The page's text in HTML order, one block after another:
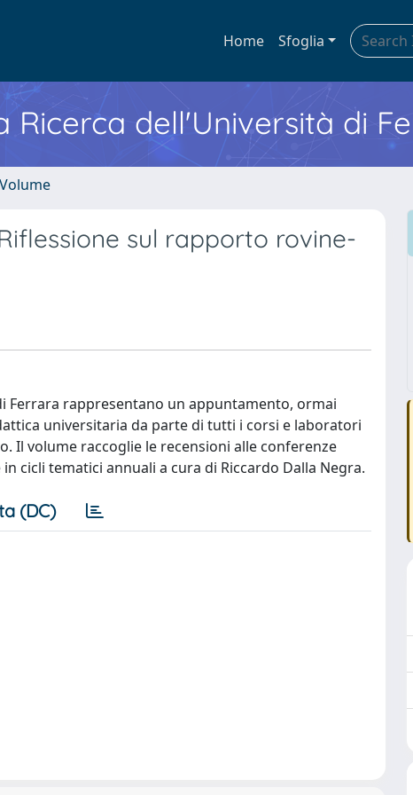
Home Sfoglia
Ricerca dell'Università di
sul rapporto rovine-
Ferrara rappresentano un appuntamento, ormai
universitaria da parte di tutti i corsi e laboratori
Il volume raccoglie le recensioni alle conferenze
cicli tematici annuali a cura di Riccardo Dalla Negra.
(DC)